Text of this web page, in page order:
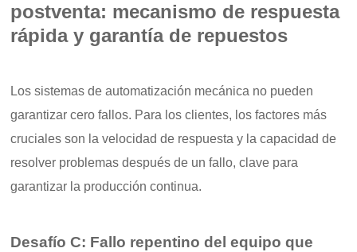
postventa: mecanismo de respuesta
rápida y garantía de repuestos
Los sistemas de automatización mecánica no pueden
garantizar cero fallos. Para los clientes, los factores más
cruciales son la velocidad de respuesta y la capacidad de
resolver problemas después de un fallo, clave para
garantizar la producción continua.
Desafío C: Fallo repentino del equipo que